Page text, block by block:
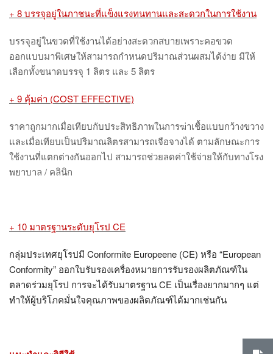
+ 8 บรรจุอยู่ในภาชนะที่แข็งแรงทนทานและสะดวกในการใช้งาน
บรรจุอยู่ในขวดที่ใช้งานได้อย่างสะดวกสบายเพราะคอขวด
ออกแบบมาพิเศษให้สามารถกำหนดปริมาณส่วนผสมได้ง่าย มีให้
เลือกทั้งขนาดบรรจุ 1 ลิตร และ 5 ลิตร
+ 9 คุ้มค่า (COST EFFECTIVE)
ราคาถูกมากเมื่อเทียบกับประสิทธิภาพในการฆ่าเชื้อแบบกว้างขวาง
และเมื่อเทียบเป็นปริมาณลิตรสามารถเจือจางได้ ตามลักษณะการ
ใช้งานที่แตกต่างกันออกไป สามารถช่วยลดค่าใช้จ่ายให้กับทางโรง
พยาบาล / คลินิก
+ 10 มาตรฐานระดับยุโรป CE
กลุ่มประเทศยุโรปมี Conformite Europeene (CE) หรือ “European
Conformity” ออกใบรับรองเครื่องหมายการรับรองผลิตภัณฑ์ใน
ตลาดร่วมยุโรป การจะได้รับมาตรฐาน CE เป็นเรื่องยากมากๆ แต่
ทำให้ผู้บริโภคมั่นใจคุณภาพของผลิตภัณฑ์ได้มากเช่นกัน